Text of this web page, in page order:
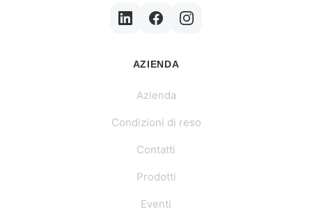
AZIENDA
Azienda
Condizioni di reso
Contatti
Prodotti
Eventi